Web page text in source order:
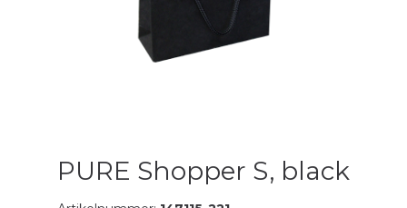
PURE Shopper S, black